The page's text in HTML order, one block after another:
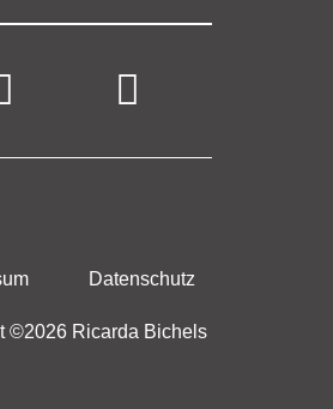
Datenschutz
©2026 Ricarda Bichels